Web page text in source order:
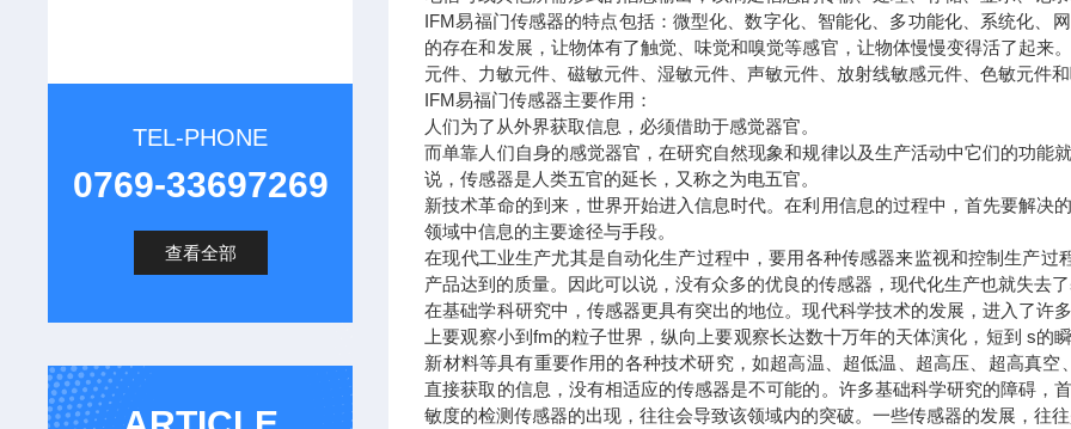
TEL-PHONE
0769-33697269
查看全部
IFM易福门传感器的特点包括：微型化、数字化、智能化、多功能化、系统化、
的存在和发展，让物体有了触觉、味觉和嗅觉等感官，让物体慢慢变得活了起来
元件、力敏元件、磁敏元件、湿敏元件、声敏元件、放射线敏感元件、色敏元件
IFM易福门传感器主要作用：
人们为了从外界获取信息，必须借助于感觉器官。
而单靠人们自身的感觉器官，在研究自然现象和规律以及生产活动中它们的功能
说，传感器是人类五官的延长，又称之为电五官。
新技术革命的到来，世界开始进入信息时代。在利用信息的过程中，首先要解决
领域中信息的主要途径与手段。
在现代工业生产尤其是自动化生产过程中，要用各种传感器来监视和控制生产
产品达到的质量。因此可以说，没有众多的优良的传感器，现代化生产也就失去
在基础学科研究中，传感器更具有突出的地位。现代科学技术的发展，进入了许
上要观察小到fm的粒子世界，纵向上要观察长达数十万年的天体演化，短到 s
新材料等具有重要作用的各种技术研究，如超高温、超低温、超高压、超高真
直接获取的信息，没有相适应的传感器是不可能的。许多基础科学研究的障碍，
敏度的检测传感器的出现，往往会导致该领域内的突破。一些传感器的发展，往